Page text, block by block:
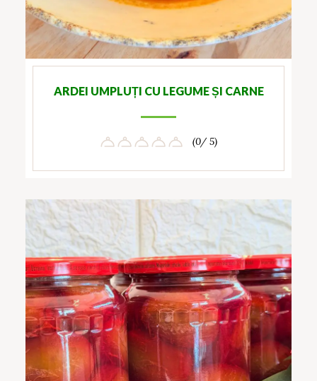
ARDEI UMPLUȚI CU LEGUME ȘI CARNE
(0/ 5)